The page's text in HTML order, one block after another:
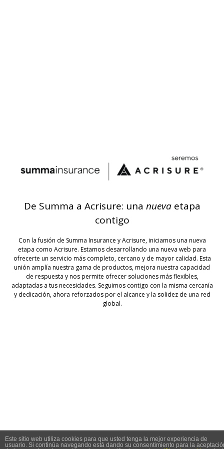
De Summa a Acrisure: una nuevaetapa
contigo
Con la fusión de Summa Insurance y Acrisure, iniciamos una nueva
etapa como Acrisure. Estamos desarrollando una nueva web para
ofrecerte un servicio más completo, cercano y de mayor calidad. Esta
unión amplía nuestra gama de productos, mejora nuestra capacidad
de respuesta y nos permite ofrecer soluciones más flexibles,
adaptadas a tus necesidades. Seguimos contigo con la misma cercanía
y dedicación, ahora reforzados por el alcance y la solidez de una red
global.
© 2026 Summa Seguros
Este sitio web utiliza cookies para que usted tenga la mejor experiencia de
usuario. Si continúa navegando está dando su consentimiento para la